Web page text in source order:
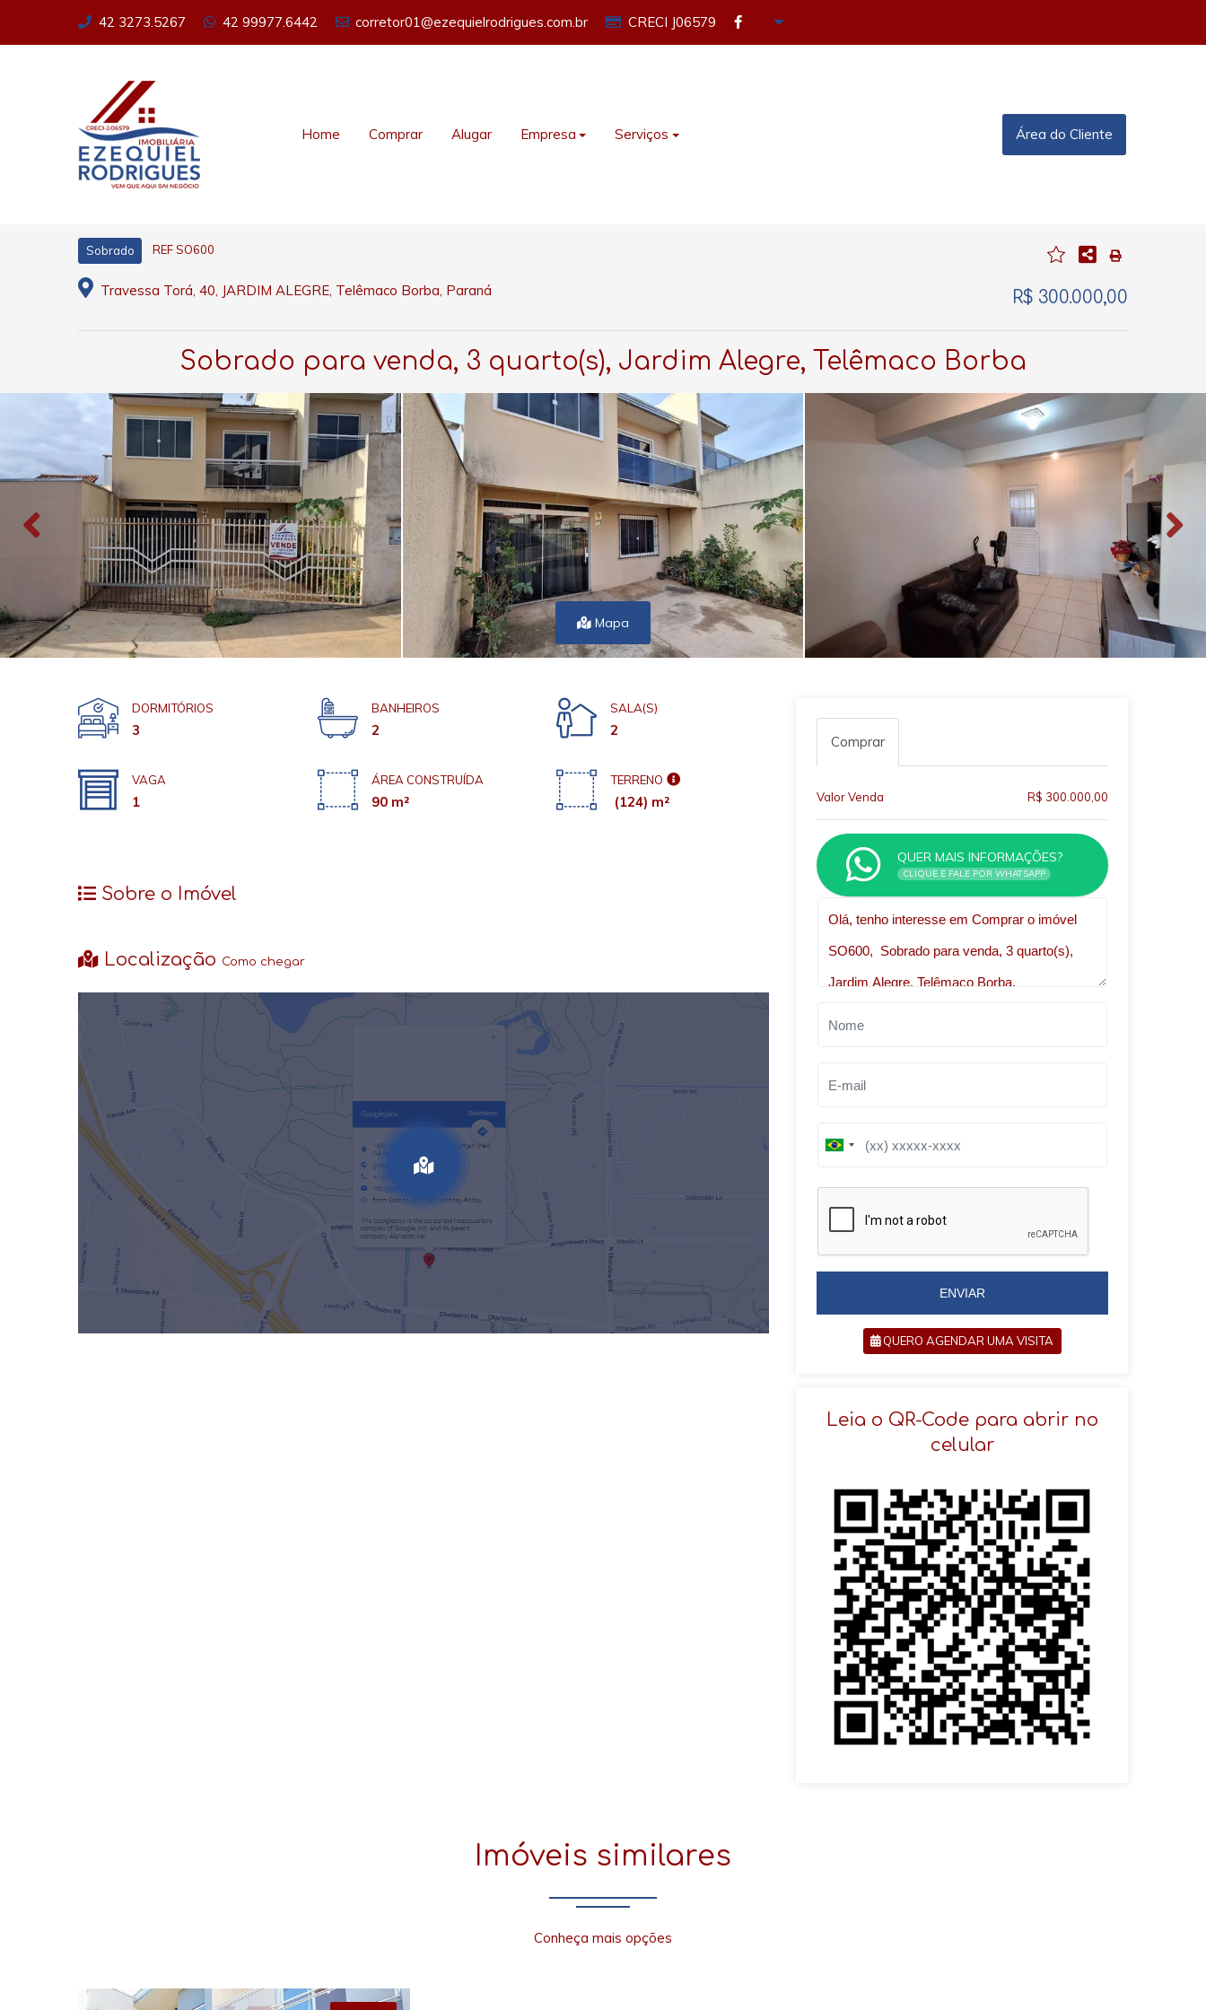
42 3273.5267 42 99977.6442 corretor01@ezequielrodrigues.com.br CRECI J06579
Home Comprar Alugar Empresa Serviços Área do Cliente
Sobrado REF SO600
Travessa Torá, 40, JARDIM ALEGRE, Telêmaco Borba, Paraná R$ 300.000,00
Sobrado para venda, 3 quarto(s), Jardim Alegre, Telêmaco Borba
Mapa
DORMITÓRIOS
3
BANHEIROS
2
SALA(S)
2
VAGA
1
ÁREA CONSTRUÍDA
90 m²
TERRENO
(124) m²
Sobre o Imóvel
Localização Como chegar
Comprar
Valor Venda R$ 300.000,00
QUER MAIS INFORMAÇÕES?
CLIQUE E FALE POR WHATSAPP
B
i
l
ENVIAR
QUERO AGENDAR UMA VISITA
z
VOLTAR
Leia o QR-Code para abrir no
celular
Imóveis similares
Conheça mais opções